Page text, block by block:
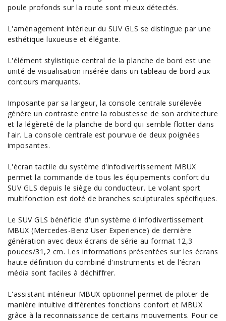
poule profonds sur la route sont mieux détectés.
L'aménagement intérieur du SUV GLS se distingue par une
esthétique luxueuse et élégante.
L'élément stylistique central de la planche de bord est une
unité de visualisation insérée dans un tableau de bord aux
contours marquants.
Imposante par sa largeur, la console centrale surélevée
génère un contraste entre la robustesse de son architecture
et la légèreté de la planche de bord qui semble flotter dans
l'air. La console centrale est pourvue de deux poignées
imposantes.
L'écran tactile du système d'infodivertissement MBUX
permet la commande de tous les équipements confort du
SUV GLS depuis le siège du conducteur. Le volant sport
multifonction est doté de branches sculpturales spécifiques.
Le SUV GLS bénéficie d'un système d'infodivertissement
MBUX (Mercedes-Benz User Experience) de dernière
génération avec deux écrans de série au format 12,3
pouces/31,2 cm. Les informations présentées sur les écrans
haute définition du combiné d'instruments et de l'écran
média sont faciles à déchiffrer.
L'assistant intérieur MBUX optionnel permet de piloter de
manière intuitive différentes fonctions confort et MBUX
grâce à la reconnaissance de certains mouvements. Pour ce